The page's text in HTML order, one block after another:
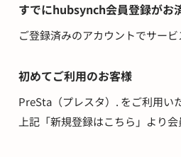
すでにhubsynch会員登録がお
ご登録済みのアカウントでサービ
初めてご利用のお客様
PreSta（プレスタ）. をご利用い
上記「新規登録はこちら」より